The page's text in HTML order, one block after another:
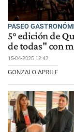
PASEO
5° edición de
de todas" con
15-04-2025 12:42
GONZALO APRILE